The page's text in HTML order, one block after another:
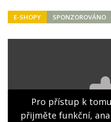
Přihlášení
Kontakt
E-SHOPY SPONZOROVÁNO
Pro přístup k
přijměte funkční,